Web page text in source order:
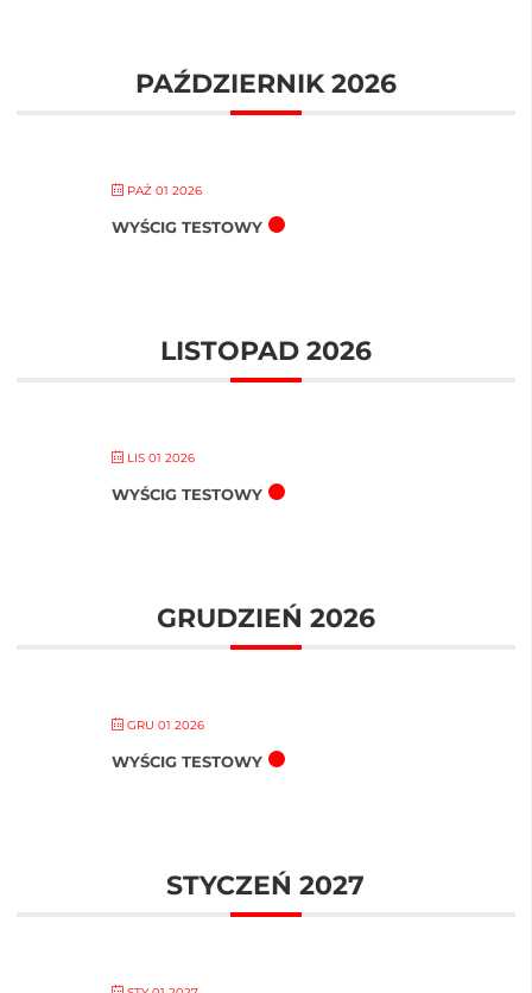
PAŹDZIERNIK 2026
PAŹ 01 2026
WYŚCIG TESTOWY
LISTOPAD 2026
LIS 01 2026
WYŚCIG TESTOWY
GRUDZIEŃ 2026
GRU 01 2026
WYŚCIG TESTOWY
STYCZEŃ 2027